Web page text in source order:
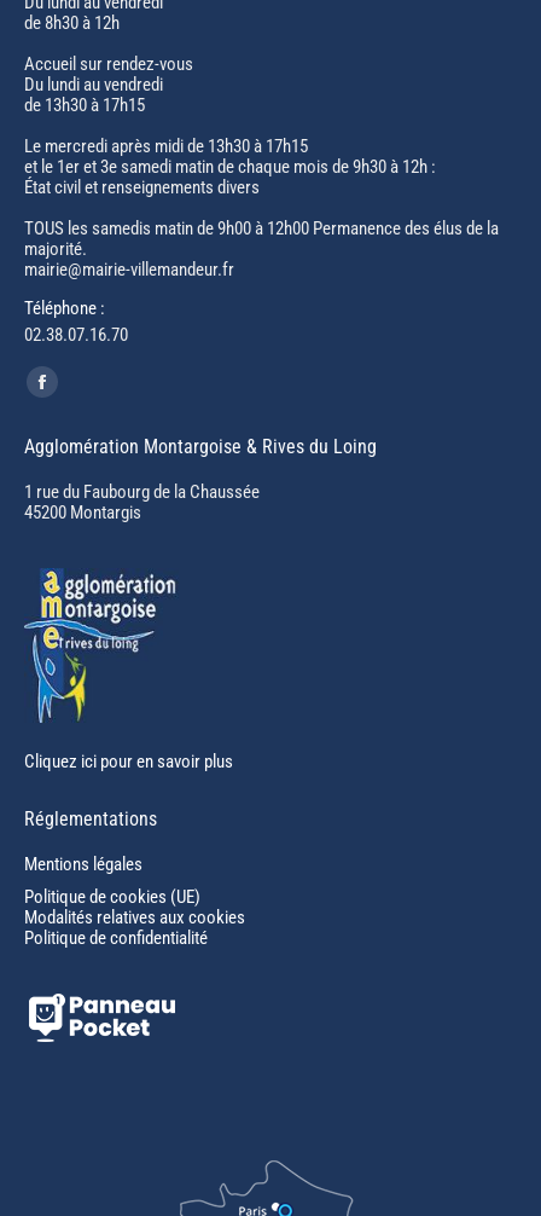
de 8h30 à 12h
Accueil sur rendez-vous
Du lundi au vendredi
de 13h30 à 17h15
Le mercredi après midi de 13h30 à 17h15
et le 1er et 3e samedi matin de chaque mois de 9h30 à 12h :
État civil et renseignements divers
TOUS les samedis matin de 9h00 à 12h00 Permanence des élus de la
majorité.
mairie@mairie-villemandeur.fr
Téléphone :
02.38.07.16.70
Trouvez nous sur :
Facebook
opens
in
new
Agglomération Montargoise & Rives du Loing
1 rue du Faubourg de la Chaussée
45200 Montargis
Cliquez ici pour en savoir plus
Réglementations
Mentions légales
Politique de cookies (UE)
Modalités relatives aux cookies
Politique de confidentialité